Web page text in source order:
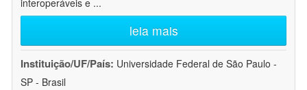
interoperáveis e ...
leia mais
Instituição/UF/País: Universidade Federal de São Paulo -
SP - Brasil